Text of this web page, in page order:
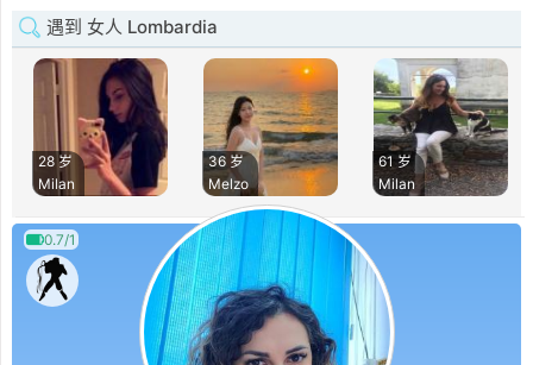
遇到 女人 Lombardia
28 岁
Milan
36 岁
Melzo
61 岁
Milan
0.7/1